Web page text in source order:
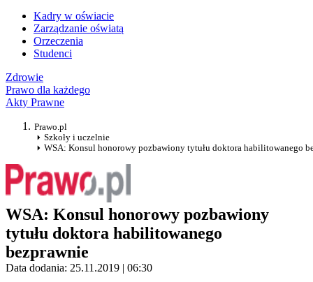
Kadry w oświacie
Zarządzanie oświatą
Orzeczenia
Studenci
Zdrowie
Prawo dla każdego
Akty Prawne
Prawo.pl
Szkoły i uczelnie
WSA: Konsul honorowy pozbawiony tytułu doktora habilitowanego
WSA: Konsul honorowy pozbawiony
tytułu doktora habilitowanego
bezprawnie
Data dodania: 25.11.2019 | 06:30